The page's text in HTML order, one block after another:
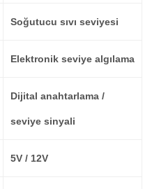
Soğutucu sıvı seviyesi
Elektronik seviye algılama
Dijital anahtarlama /
seviye sinyali
5V / 12V